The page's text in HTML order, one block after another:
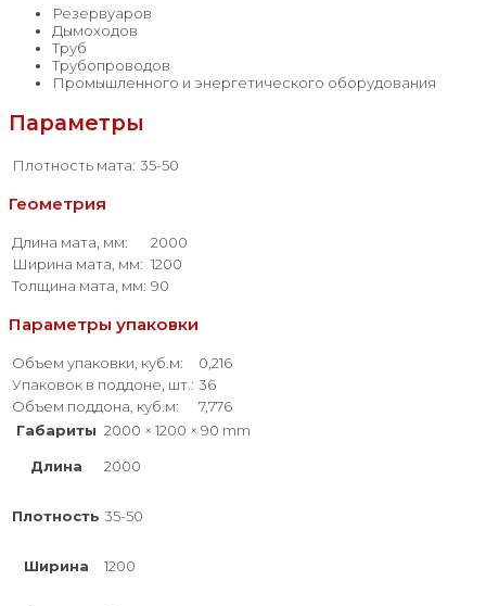
Резервуаров
Дымоходов
Труб
Трубопроводов
Промышленного и энергетического оборудования
Параметры
Плотность мата: 35-50
Геометрия
Длина мата, мм:
2000
Ширина мата, мм: 1200
Толщина мата, мм: 90
Параметры упаковки
Объем упаковки, куб.м:
0,216
Упаковок в поддоне, шт.: 36
Объем поддона, куб.м:
7,776
Габариты 2000 × 1200 × 90 mm
Длина 2000
Плотность 35-50
Ширина 1200